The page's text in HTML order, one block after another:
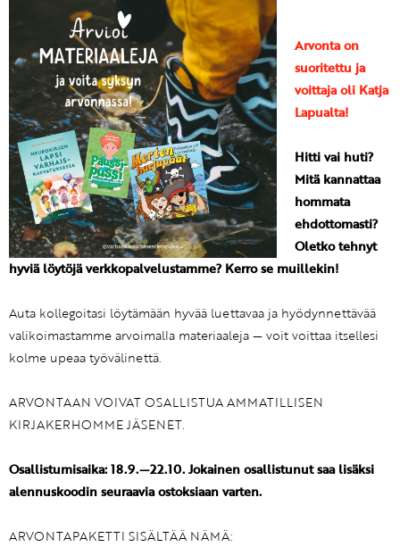
Arvonta on
suoritettu ja
voittaja oli Katja
Lapualta!
Hitti vai huti?
Mitä kannattaa
hommata
ehdottomasti?
Oletko tehnyt
hyviä löytöjä verkkopalvelustamme? Kerro se muillekin!
Auta kollegoitasi löytämään hyvää luettavaa ja hyödynnettävää
valikoimastamme arvoimalla materiaaleja — voit voittaa itsellesi
kolme upeaa työvälinettä.
ARVONTAAN VOIVAT OSALLISTUA AMMATILLISEN
KIRJAKERHOMME JÄSENET.
Osallistumisaika: 18.9.—22.10. Jokainen osallistunut saa lisäksi
alennuskoodin seuraavia ostoksiaan varten.
ARVONTAPAKETTI SISÄLTÄÄ NÄMÄ: